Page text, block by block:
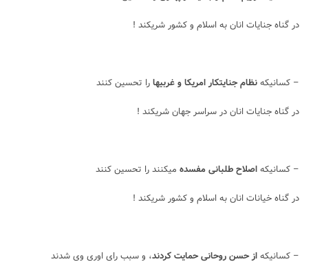
در گناه جنایات انان به اسلام و کشور شریکند !
– کسانیکهنظام جنایتکار امریکا و غربیهارا تحسین کنند
در گناه جنایات انان در سراسر جهان شریکند !
– کسانیکهاصلاح طلبانی مفسده میکنند را تحسین کنند
در گناه خیانات انان به اسلام و کشور شریکند !
– کسانیکهاز حسن روحانی حمایت کردند، و سبب رای اوری وی شدند